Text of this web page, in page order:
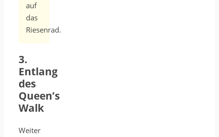
auf
das
Riesenrad.
3.
Entlang
des
Queen’s
Walk
Weiter